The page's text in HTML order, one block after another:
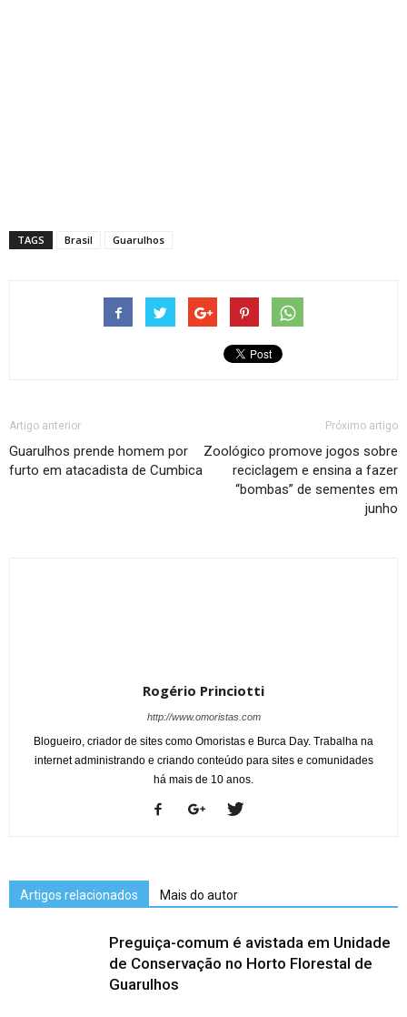
TAGS Brasil Guarulhos
Artigo anterior
Guarulhos prende homem por
furto em atacadista de Cumbica
Próximo artigo
Zoológico promove jogos sobre
reciclagem e ensina a fazer
“bombas” de sementes em
junho
Rogério Princiotti
http://www.omoristas.com
Blogueiro, criador de sites como Omoristas e Burca Day. Trabalha na
internet administrando e criando conteúdo para sites e comunidades
há mais de 10 anos.
Artigos relacionados Mais do autor
Preguiça-comum é avistada em Unidade
de Conservação no Horto Florestal de
Guarulhos